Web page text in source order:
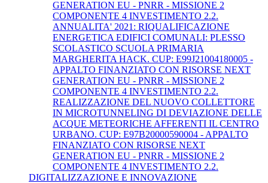
GENERATION EU - PNRR - MISSIONE 2
COMPONENTE 4 INVESTIMENTO 2.2.
ANNUALITA' 2021: RIQUALIFICAZIONE
ENERGETICA EDIFICI COMUNALI: PLESSO
SCOLASTICO SCUOLA PRIMARIA
MARGHERITA HACK. CUP: E99J21004180005 -
APPALTO FINANZIATO CON RISORSE NEXT
GENERATION EU - PNRR - MISSIONE 2
COMPONENTE 4 INVESTIMENTO 2.2.
REALIZZAZIONE DEL NUOVO COLLETTORE
IN MICROTUNNELING DI DEVIAZIONE DELLE
ACQUE METEORICHE AFFERENTI IL CENTRO
URBANO. CUP: E97B20000590004 - APPALTO
FINANZIATO CON RISORSE NEXT
GENERATION EU - PNRR - MISSIONE 2
COMPONENTE 4 INVESTIMENTO 2.2.
DIGITALIZZAZIONE E INNOVAZIONE